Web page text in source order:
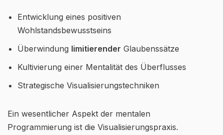
Entwicklung eines positiven
Wohlstandsbewusstseins
Überwindung limitierender Glaubenssätze
Kultivierung einer Mentalität des Überflusses
Strategische Visualisierungstechniken
Ein wesentlicher Aspekt der mentalen
Programmierung ist die Visualisierungspraxis.